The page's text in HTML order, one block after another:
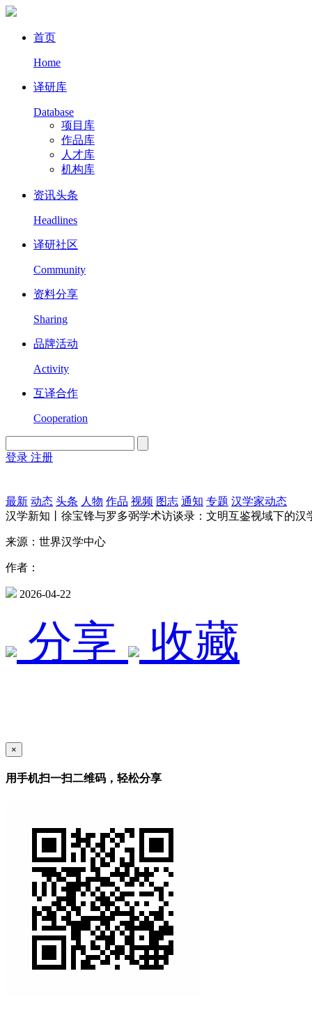
首页
Home
译研库
Database
项目库
作品库
人才库
机构库
资讯头条
Headlines
译研社区
Community
资料分享
Sharing
品牌活动
Activity
互译合作
Cooperation
登录 注册
最新 动态 头条 人物 作品 视频 图志 通知 专题 汉学家动态
汉学新知丨徐宝锋与罗多弼学术访谈录：文明互鉴视域下的汉
来源：世界汉学中心
作者：
2026-04-22
分享 收藏
×
用手机扫一扫二维码，轻松分享